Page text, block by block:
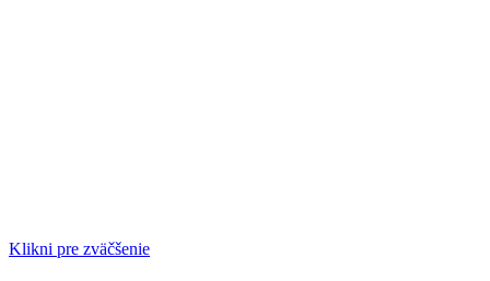
Klikni pre zväčšenie